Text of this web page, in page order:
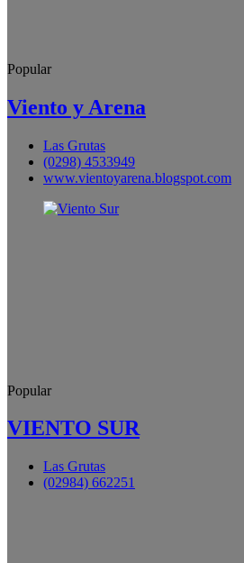
Popular
Viento y Arena
Las Grutas
(0298) 4533949
www.vientoyarena.blogspot.com
Popular
VIENTO SUR
Las Grutas
(02984) 662251